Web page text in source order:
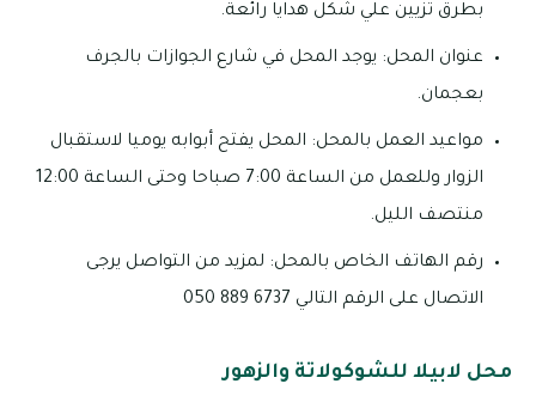
بطرق تزيين علي شكل هدايا رائعة.
عنوان المحل: يوجد المحل في شارع الجوازات بالجرف
بعجمان.
مواعيد العمل بالمحل: المحل يفتح أبوابه يوميا لاستقبال
الزوار وللعمل من الساعة 7:00 صباحا وحتى الساعة 12:00
منتصف الليل.
رقم الهاتف الخاص بالمحل: لمزيد من التواصل يرجى
الاتصال على الرقم التالي 6737 889 050
محل لابيلا للشوكولاتة والزهور